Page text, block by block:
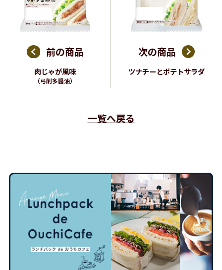
前の商品
肉じゃが風味
（弓削多醤油）
一覧へ戻る
次の商品
ツナチーとポテトサラダ